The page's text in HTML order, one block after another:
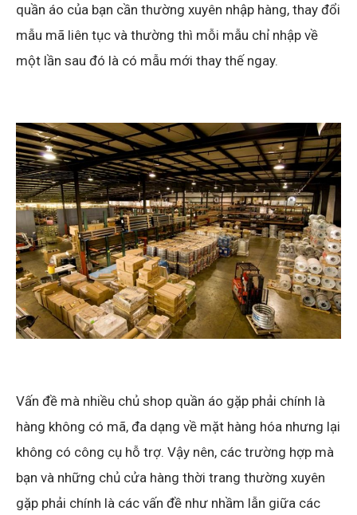
quần áo của bạn cần thường xuyên nhập hàng, thay đổi
mẫu mã liên tục và thường thì mỗi mẫu chỉ nhập về
một lần sau đó là có mẫu mới thay thế ngay.
Vấn đề mà nhiều chủ shop quần áo gặp phải chính là
hàng không có mã, đa dạng về mặt hàng hóa nhưng lại
không có công cụ hỗ trợ. Vậy nên, các trường hợp mà
bạn và những chủ cửa hàng thời trang thường xuyên
gặp phải chính là các vấn đề như nhầm lẫn giữa các